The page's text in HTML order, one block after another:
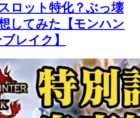
ロット特化？ぶっ壊
してみた【モンハン
レイク】